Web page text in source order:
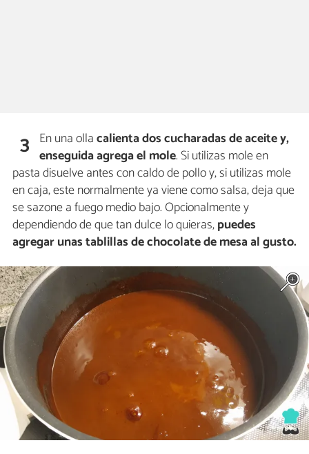
3 En una ollacalienta dos cucharadas de aceite y,
enseguida agrega el mole. Si utilizas mole en
pasta disuelve antes con caldo de pollo y, si utilizas mole
en caja, este normalmente ya viene como salsa, deja que
se sazone a fuego medio bajo. Opcionalmente y
dependiendo de que tan dulce lo quieras,puedes
agregar unas tablillas de chocolate de mesa al gusto.